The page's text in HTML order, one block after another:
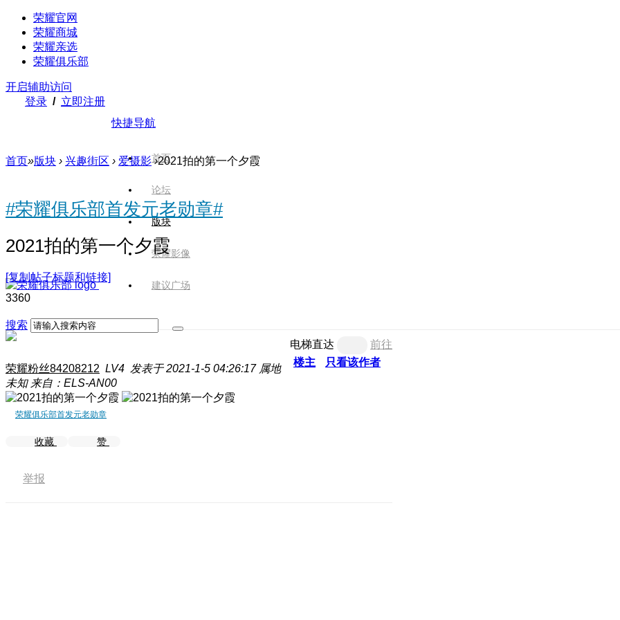
荣耀官网
荣耀商城
荣耀亲选
荣耀俱乐部
开启辅助访问
登录 / 立即注册
快捷导航
首页
论坛
版块
荣耀影像
建议广场
搜索
首页»版块 › 兴趣街区 › 爱摄影 ›2021拍的第一个夕霞
#荣耀俱乐部首发元老勋章#
2021拍的第一个夕霞
[复制帖子标题和链接]
3360
电梯直达
前往
楼主
只看该作者
荣耀粉丝84208212 LV4 发表于 2021-1-5 04:26:17 属地
未知 来自：ELS-AN00
荣耀俱乐部首发元老勋章
收藏 赞
举报